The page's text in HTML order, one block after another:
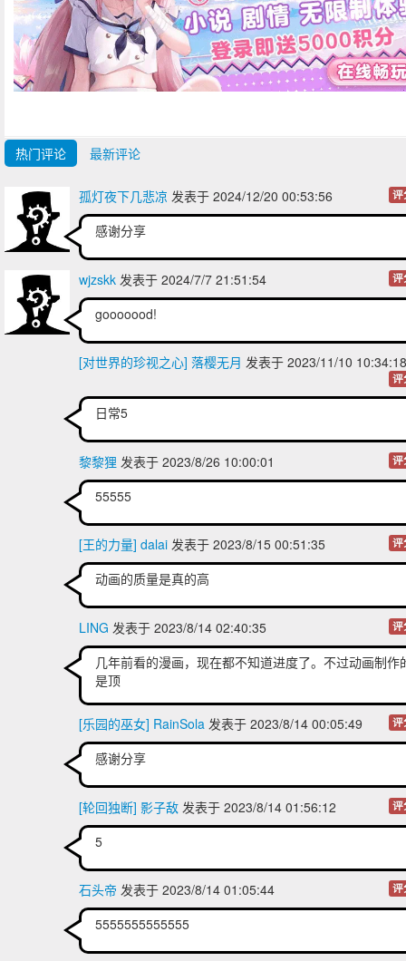
热门评论 最新评论
孤灯夜下几悲凉 发表于 2024/12/20 00:53:56 评
感谢分享
wjzskk 发表于 2024/7/7 21:51:54 评
gooooood!
[对世界的珍视之心] 落樱无月 发表于 2023/11/10
评
日常5
黎黎狸 发表于 2023/8/26 10:00:01 评
55555
[王的力量] dalai 发表于 2023/8/15 00:51:35 评
动画的质量是真的高
LING 发表于 2023/8/14 02:40:35 评
几年前看的漫画，现在都不知道进度了。不过动画制作
是顶
[乐园的巫女] RainSola 发表于 2023/8/14 00:05:49 评
感谢分享
[轮回独断] 影子敌 发表于 2023/8/14 01:56:12 评
5
石头帝 发表于 2023/8/14 01:05:44 评
5555555555555